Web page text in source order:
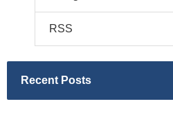
RSS
Recent Posts